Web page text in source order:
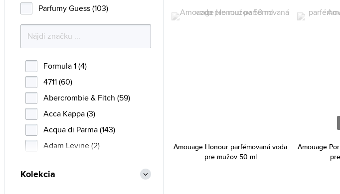
Amouage Honour parfémovaná voda
pre mužov 50 ml
Amouage
Parfumy Guess (103)
Formula 1 (4)
4711 (60)
Abercrombie & Fitch (59)
Acca Kappa (3)
Acqua di Parma (143)
Adam Levine (2)
Adolfo Dominguez (43)
Kolekcia